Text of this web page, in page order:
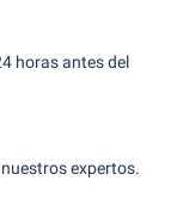
horas antes del
expertos.